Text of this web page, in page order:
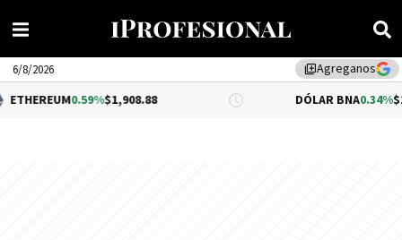
library_addAgreganos
6/8/2026
0.59%$1,908.88 DÓLAR BNA 0.34%$1,520.00